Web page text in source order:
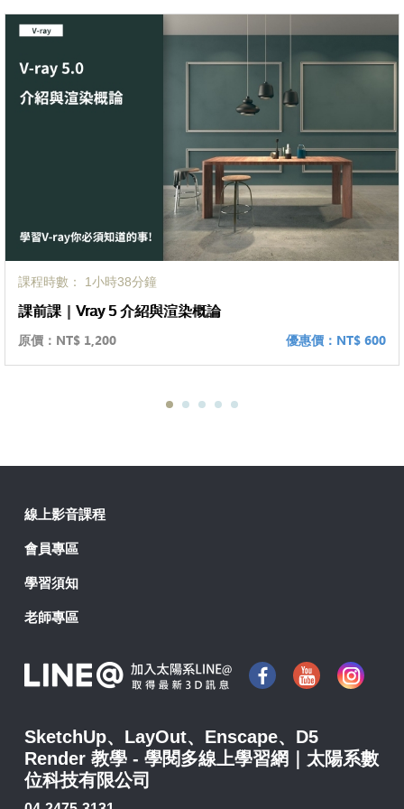
課程時數： 1小時38分鐘
課前課｜Vray 5 介紹與渲染概論
原價： NT$ 1,200 優惠價： NT$ 600
線上影音課程
會員專區
學習須知
老師專區
SketchUp、LayOut、Enscape、D5
Render 教學 - 學閱多線上學習網｜太陽系數
位科技有限公司